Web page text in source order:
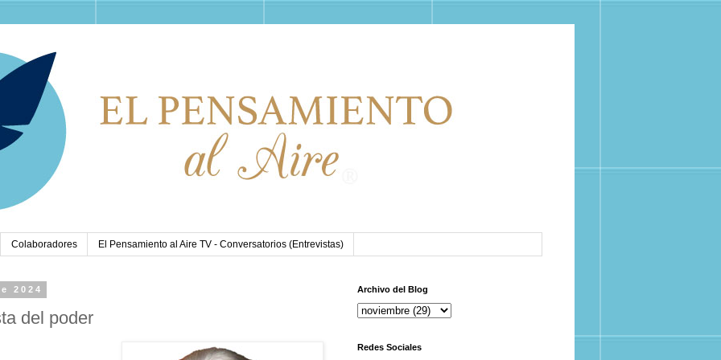
Colaboradores El Pensamiento al Aire TV - Conversatorios (Entrevistas)
2024
del poder
Archivo del Blog
Redes Sociales